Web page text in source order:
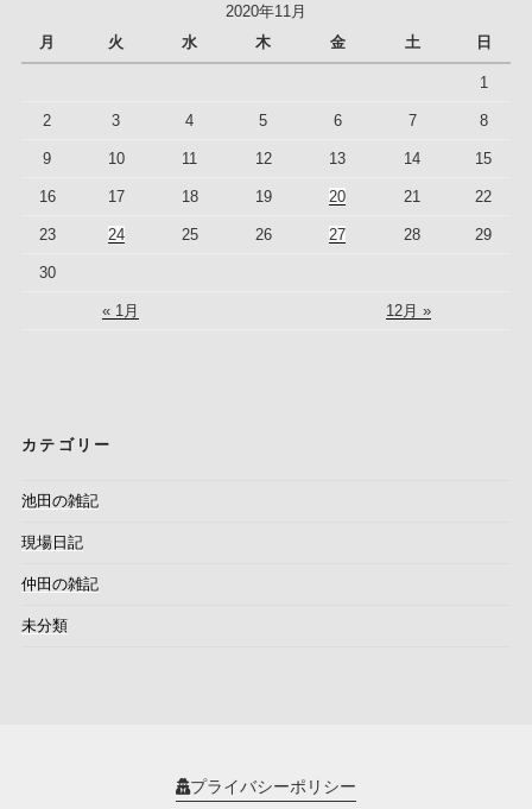
2020年11月
月
火 水 木 金 土 日
« 1月 12月 »
1
2 3 4 5 6 7 8
9 10 11 12 13 14 15
16 17 18 19 20 21 22
23 24 25 26 27 28 29
30
カテゴリー
池田の雑記
現場日記
仲田の雑記
未分類
プライバシーポリシー